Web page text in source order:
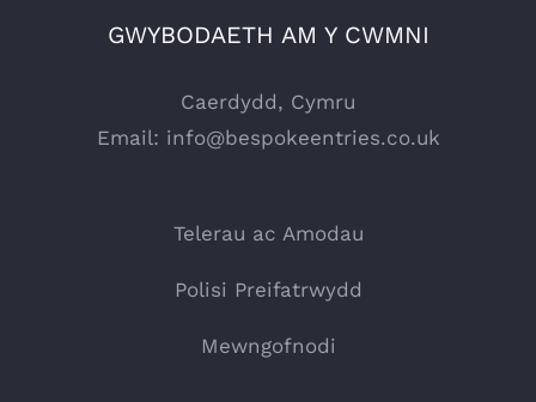
GWYBODAETH AM Y CWMNI
Caerdydd, Cymru
Email: info@bespokeentries.co.uk
Telerau ac Amodau
Polisi Preifatrwydd
Mewngofnodi